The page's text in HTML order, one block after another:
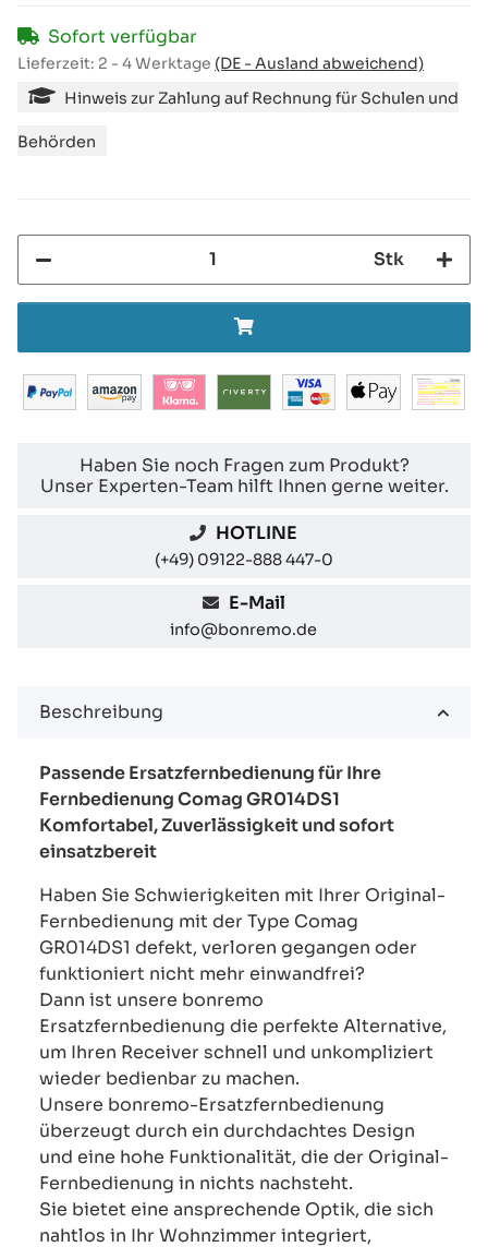
Sofort verfügbar
Lieferzeit: 2 - 4 Werktage (DE - Ausland abweichend)
Hinweis zur Zahlung auf Rechnung für Schulen und
Behörden
Stk
Haben Sie noch Fragen zum Produkt?
Unser Experten-Team hilft Ihnen gerne weiter.
HOTLINE
(+49) 09122-888 447-0
E-Mail
info@bonremo.de
Beschreibung
Passende Ersatzfernbedienung für Ihre
Fernbedienung Comag GR014DS1
Komfortabel, Zuverlässigkeit und sofort
einsatzbereit
Haben Sie Schwierigkeiten mit Ihrer Original-
Fernbedienung mit der Type Comag
GR014DS1 defekt, verloren gegangen oder
funktioniert nicht mehr einwandfrei?
Dann ist unsere bonremo
Ersatzfernbedienung die perfekte Alternative,
um Ihren Receiver schnell und unkompliziert
wieder bedienbar zu machen.
Unsere bonremo-Ersatzfernbedienung
überzeugt durch ein durchdachtes Design
und eine hohe Funktionalität, die der Original-
Fernbedienung in nichts nachsteht.
Sie bietet eine ansprechende Optik, die sich
nahtlos in Ihr Wohnzimmer integriert,